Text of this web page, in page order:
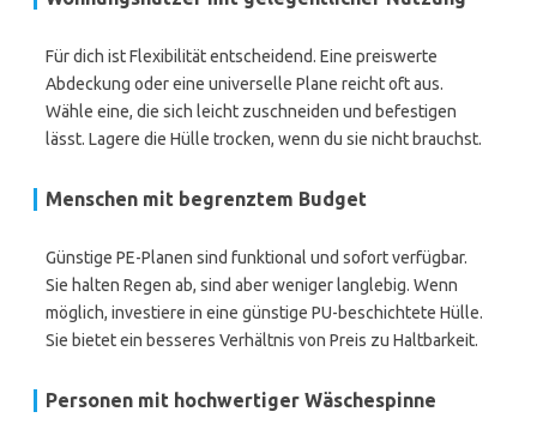
Für dich ist Flexibilität entscheidend. Eine preiswerte
Abdeckung oder eine universelle Plane reicht oft aus.
Wähle eine, die sich leicht zuschneiden und befestigen
lässt. Lagere die Hülle trocken, wenn du sie nicht brauchst.
Menschen mit begrenztem Budget
Günstige PE-Planen sind funktional und sofort verfügbar.
Sie halten Regen ab, sind aber weniger langlebig. Wenn
möglich, investiere in eine günstige PU-beschichtete Hülle.
Sie bietet ein besseres Verhältnis von Preis zu Haltbarkeit.
Personen mit hochwertiger Wäschespinne